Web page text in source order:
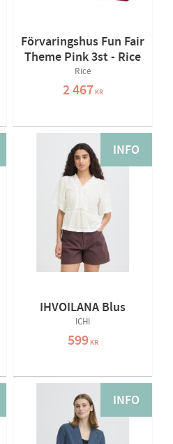
Förvaringshus Fun Fair
Theme Pink 3st - Rice
Rice
2 467KR
IHVOILANA Blus
ICHI
599KR
INFO
INFO